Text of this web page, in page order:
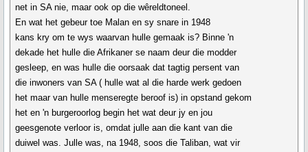
net in SA nie, maar ook op die wêreldtoneel.
En wat het gebeur toe Malan en sy snare in 1948
kans kry om te wys waarvan hulle gemaak is? Binne 'n
dekade het hulle die Afrikaner se naam deur die modder
gesleep, en was hulle die oorsaak dat tagtig persent van
die inwoners van SA ( hulle wat al die harde werk gedoen
het maar van hulle menseregte beroof is) in opstand gekom
het en 'n burgeroorlog begin het wat deur jy en jou
geesgenote verloor is, omdat julle aan die kant van die
duiwel was. Julle was, na 1948, soos die Taliban, wat vir